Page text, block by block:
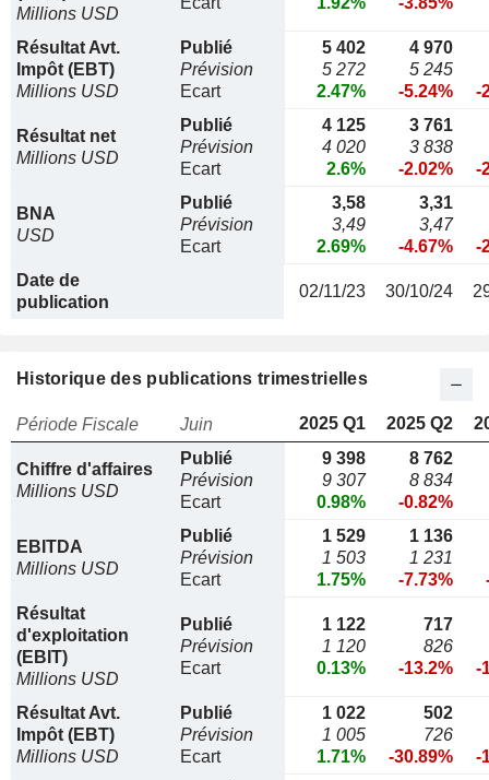
Millions USD
Résultat Avt.
Impôt (EBT)
Millions USD
Publié
Prévision
Ecart
5 402
5 272
2.47%
4 970
5 245
-5.24%
-
Résultat net
Millions USD
Publié
Prévision
Ecart
4 125
4 020
2.6%
3 761
3 838
-2.02%
-
BNA
USD
Publié
Prévision
Ecart
3,58
3,49
2.69%
3,31
3,47
-4.67%
-
Date de
publication
02/11/23 30/10/24
Historique des publications trimestrielles
Période Fiscale Juin 2025 Q1 2025 Q2
Chiffre d'affaires
Millions USD
Publié
Prévision
Ecart
9 398
9 307
0.98%
8 762
8 834
-0.82%
EBITDA
Millions USD
Publié
Prévision
Ecart
1 529
1 503
1.75%
1 136
1 231
-7.73%
Résultat
d'exploitation
(EBIT)
Millions USD
Publié
Prévision
Ecart
1 122
1 120
0.13%
717
826
-13.2%
-
Résultat Avt.
Impôt (EBT)
Millions USD
Publié
Prévision
Ecart
1 022
1 005
1.71%
502
726
-30.89%
-